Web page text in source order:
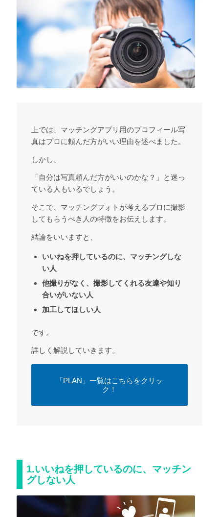
上では、マッチングアプリ用のプロフィール写
真はプロに頼んだ方がいい理由を述べました。
しかし、
「自分は写真頼んだ方がいいのかな？」と迷っ
ている人もいるでしょう。
そこで、マッチングフォトが考えるプロに撮影
してもらうべき人の特徴をお伝えします。
結論をいいますと、
いいねを押しているのに、マッチングしな
い人
他撮りがなく、撮影してくれる友達や知り
合いがいない人
加工してほしい人
です。
詳しく解説していきます。
「PLAN」一覧はこちらをクリッ
ク！
1.いいねを押しているのに、マッチン
グしない人